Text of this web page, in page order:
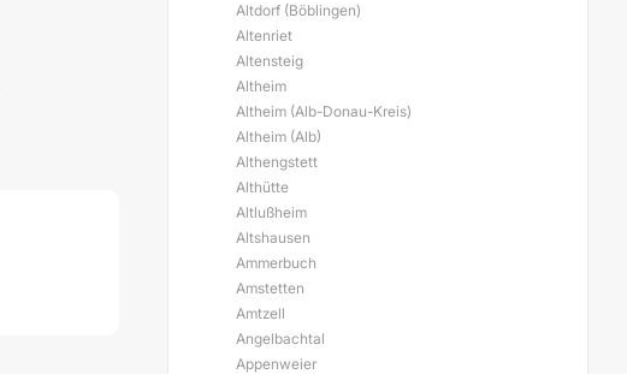
Altdorf (Böblingen)
Altenriet
Altensteig
Altheim
Altheim (Alb-Donau-Kreis)
Altheim (Alb)
Althengstett
Althütte
Altlußheim
Altshausen
Ammerbuch
Amstetten
Amtzell
Angelbachtal
Appenweier